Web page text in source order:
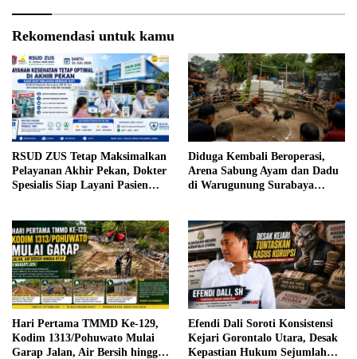
Rekomendasi untuk kamu
RSUD ZUS Tetap Maksimalkan
Pelayanan Akhir Pekan, Dokter
Spesialis Siap Layani Pasien
Diduga Kembali Beroperasi,
Arena Sabung Ayam dan Dadu
di Warugunung Surabaya
Hari Pertama TMMD Ke-129,
Kodim 1313/Pohuwato Mulai
Garap Jalan, Air Bersih hingga
Efendi Dali Soroti Konsistensi
Kejari Gorontalo Utara, Desak
Kepastian Hukum Sejumlah